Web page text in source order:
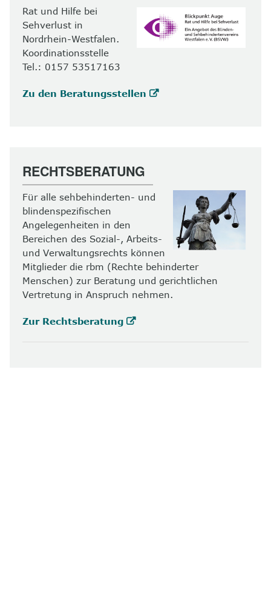
Rat und Hilfe bei
Sehverlust in
Nordrhein-Westfalen.
Koordinationsstelle
Tel.: 0157 53517163
Zu den Beratungsstellen
RECHTSBERATUNG
Für alle sehbehinderten- und
blindenspezifischen
Angelegenheiten in den
Bereichen des Sozial-, Arbeits-
und Verwaltungsrechts können
Mitglieder die rbm (Rechte behinderter
Menschen) zur Beratung und gerichtlichen
Vertretung in Anspruch nehmen.
Zur Rechtsberatung